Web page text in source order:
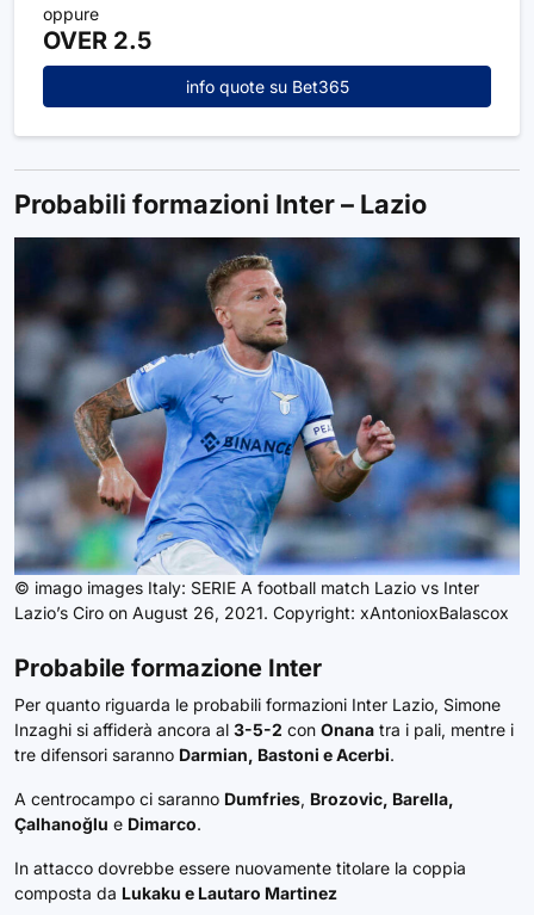
oppure
OVER 2.5
info quote su Bet365
Probabili formazioni Inter – Lazio
© imago images Italy: SERIE A football match Lazio vs Inter
Lazio’s Ciro on August 26, 2021. Copyright: xAntonioxBalascox
Probabile formazione Inter
Per quanto riguarda le probabili formazioni Inter Lazio, Simone
Inzaghi si affiderà ancora al 3-5-2 con Onana tra i pali, mentre i
tre difensori saranno Darmian, Bastoni e Acerbi.
A centrocampo ci saranno Dumfries, Brozovic, Barella,
Çalhanoğlu e Dimarco.
In attacco dovrebbe essere nuovamente titolare la coppia
composta da Lukaku e Lautaro Martinez